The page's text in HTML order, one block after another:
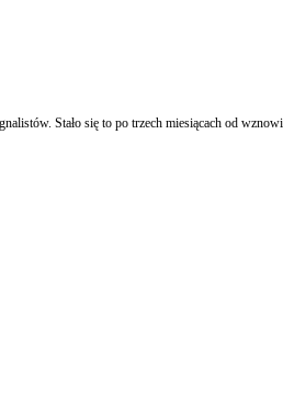
Stało się to po trzech miesiącach od